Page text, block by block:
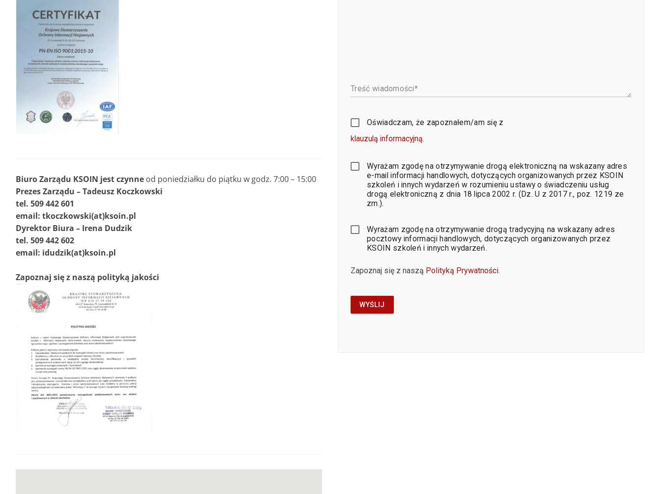
Biuro Zarządu KSOIN jest czynne od poniedziałku do piątku w godz. 7:00 – 15:00
Prezes Zarządu – Tadeusz Koczkowski
tel. 509 442 601
email: tkoczkowski(at)ksoin.pl
Dyrektor Biura – Irena Dudzik
tel. 509 442 602
email: idudzik(at)ksoin.pl
Zapoznaj się z naszą polityką jakości
Treść wiadomości
Oświadczam, że zapoznałem/am się z
klauzulą informacyjną.
Wyrażam zgodę na otrzymywanie drogą elektroniczną na wskazany adres
e-mail informacji handlowych, dotyczących organizowanych przez KSOIN
szkoleń i innych wydarzeń w rozumieniu ustawy o świadczeniu usług
drogą elektroniczną z dnia 18 lipca 2002 r. (Dz. U z 2017 r., poz. 1219 ze
zm.).
Wyrażam zgodę na otrzymywanie drogą tradycyjną na wskazany adres
pocztowy informacji handlowych, dotyczących organizowanych przez
KSOIN szkoleń i innych wydarzeń.
Zapoznaj się z naszą Polityką Prywatności.
WYŚLIJ